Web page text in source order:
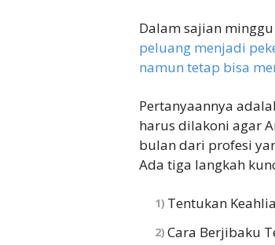
Dalam sajian
peluang menjadi
namun tetap bisa
Pertanyaannya
harus dilakoni agar
bulan dari profesi
Ada tiga langkah
Tentukan
Cara Berjibaku